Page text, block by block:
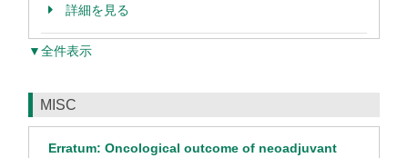
詳細を見る
▼全件表示
MISC
Erratum: Oncological outcome of neoadjuvant